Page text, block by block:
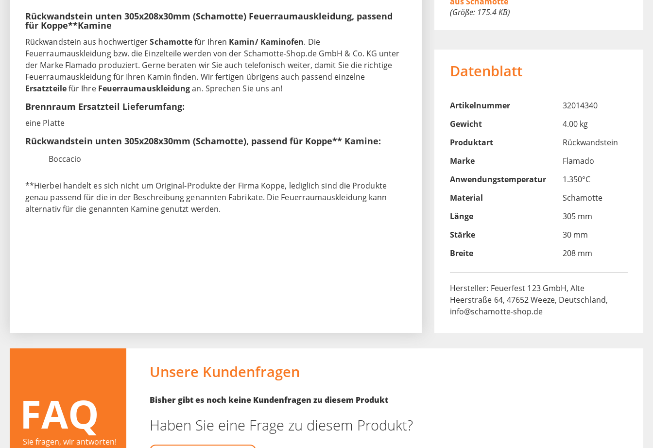
Rückwandstein unten 305x208x30mm (Schamotte) Feuerraumauskleidung, passend
für Koppe**Kamine
Rückwandstein aus hochwertigerSchamottefür Ihren Kamin/ Kaminofen. Die
Feuerraumauskleidung bzw. die Einzelteile werden von der Schamotte-Shop.de GmbH & Co. KG unter
der Marke Flamado produziert. Gerne beraten wir Sie auch telefonisch weiter, damit Sie die richtige
Feuerraumauskleidung für Ihren Kamin finden. Wir fertigen übrigens auch passend einzelne
Ersatzteilefür Ihre Feuerraumauskleidungan. Sprechen Sie uns an!
Brennraum Ersatzteil Lieferumfang:
eine Platte
Rückwandstein unten 305x208x30mm (Schamotte), passend für Koppe** Kamine:
Boccacio
**Hierbei handelt es sich nicht um Original-Produkte der Firma Koppe, lediglich sind die Produkte
genau passend für die in der Beschreibung genannten Fabrikate. Die Feuerraumauskleidung kann
alternativ für die genannten Kamine genutzt werden.
(Größe: 175.4 KB)
Datenblatt
Artikelnummer
32014340
Gewicht
4.00 kg
Produktart
Rückwandstein
Marke
Flamado
Anwendungstemperatur
1.350°C
Material
Schamotte
Länge
305 mm
Stärke
30 mm
Breite
208 mm
Hersteller: Feuerfest 123 GmbH, Alte
Heerstraße 64, 47652 Weeze, Deutschland,
info@schamotte-shop.de
FAQ
Sie fragen, wir antworten!
Unsere Kundenfragen
Bisher gibt es noch keine Kundenfragen zu diesem Produkt
Haben Sie eine Frage zu diesem Produkt?